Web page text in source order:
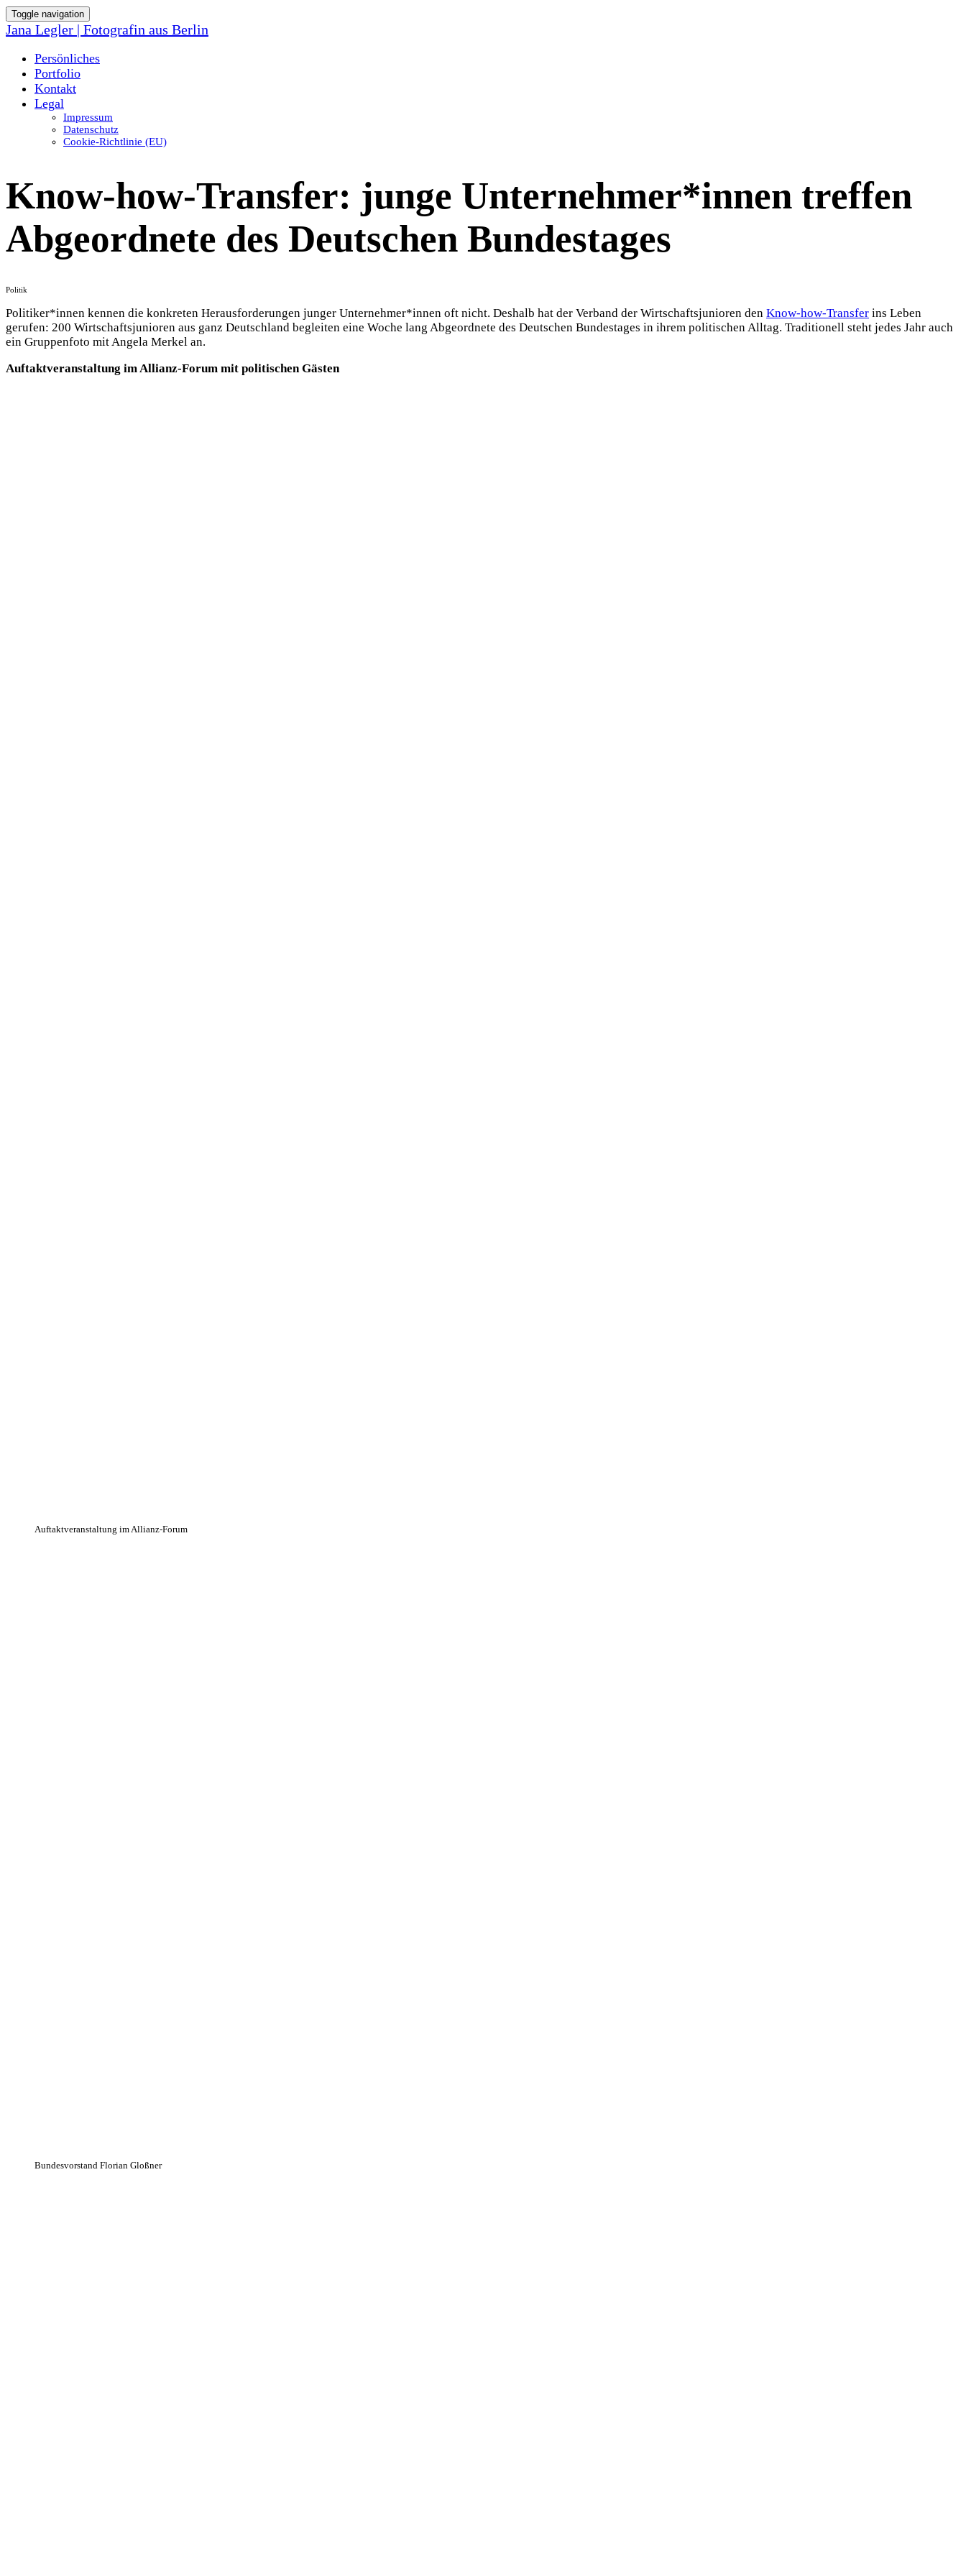
Toggle navigation
Jana Legler | Fotografin aus Berlin
Persönliches
Portfolio
Kontakt
Legal
Impressum
Datenschutz
Cookie-Richtlinie (EU)
Know-how-Transfer: junge Unternehmer*innen treffen
Abgeordnete des Deutschen Bundestages
Politik
Politiker*innen kennen die konkreten Herausforderungen junger Unternehmer*innen oft nicht. Deshalb hat der Verband der Wirtschaftsjunioren den Know-how-Transfer ins Leben
gerufen: 200 Wirtschaftsjunioren aus ganz Deutschland begleiten eine Woche lang Abgeordnete des Deutschen Bundestages in ihrem politischen Alltag. Traditionell steht jedes Jahr auch
ein Gruppenfoto mit Angela Merkel an.
Auftaktveranstaltung im Allianz-Forum mit politischen Gästen
Auftaktveranstaltung im Allianz-Forum
Bundesvorstand Florian Gloßner